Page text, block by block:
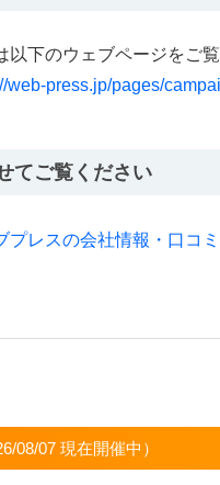
以下のウェブページをご
web-press.jp/pages/
てご覧ください
プレスの会社情報・口コ
08/07 現在開催中）